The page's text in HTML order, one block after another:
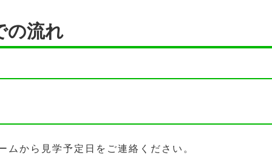
の流れ
から見学予定日をご連絡ください。